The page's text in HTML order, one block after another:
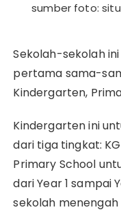
sumber foto:
Sekolah-sekolah
pertama sama-
Kindergarten,
Kindergarten ini
dari tiga tingkat: KG
Primary School
dari Year 1 sampai
sekolah menengah